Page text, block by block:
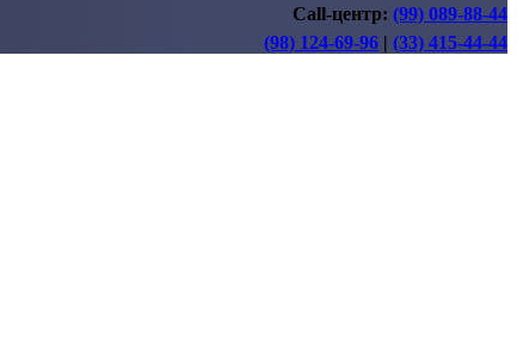
Call-центр: (99) 089-88-44
(98) 124-69-96 | (33) 415-44-44